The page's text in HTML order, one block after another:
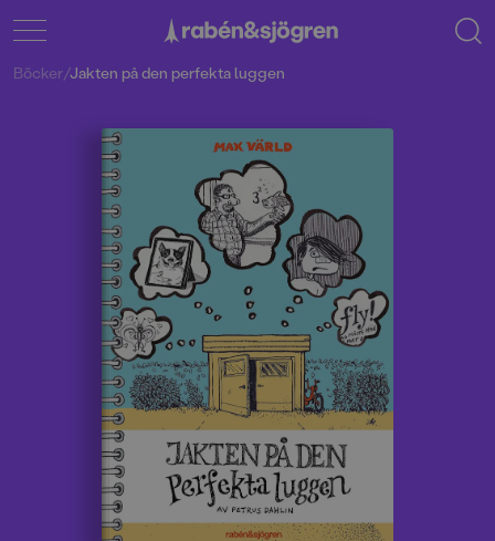
Böcker/Jakten på den perfekta luggen